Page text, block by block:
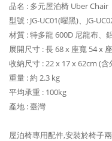
品名 : 多元屋泊椅 Uber Chair
型號 : JG-UC01(曜黑)、JG-
材質 : 特多龍 600D 尼龍布、
展開尺寸 : 長 68 x 座寬 54 x
收納尺寸 : 22 x 17 x 62cm (含
重量 : 約 2.3 kg
平均承重 : 100kg
產地 : 臺灣
屋泊椅專用配件,安裝於椅子